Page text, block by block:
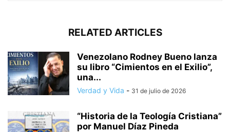
RELATED ARTICLES
Venezolano Rodney Bueno lanza
su libro “Cimientos en el Exilio”,
una...
Verdad y Vida - 31 de julio de 2026
“Historia de la Teología Cristiana”
por Manuel Díaz Pineda